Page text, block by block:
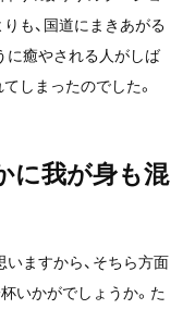
も、国道にまきあがる
に癒やされる人がしば
しまったのでした。
に我が身も混
ますから、そちら方面
いかがでしょうか。た